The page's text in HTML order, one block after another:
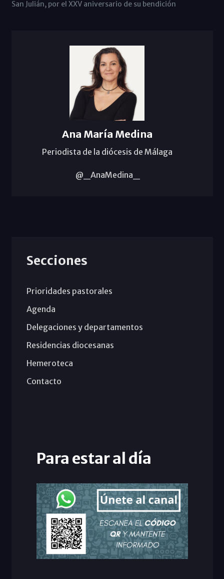
San Julián, por el XXV aniversario de su bendición
Ana María Medina
Periodista de la diócesis de Málaga
@_AnaMedina_
Secciones
Prioridades pastorales
Agenda
Delegaciones y departamentos
Residencias diocesanas
Hemeroteca
Contacto
Para estar al día